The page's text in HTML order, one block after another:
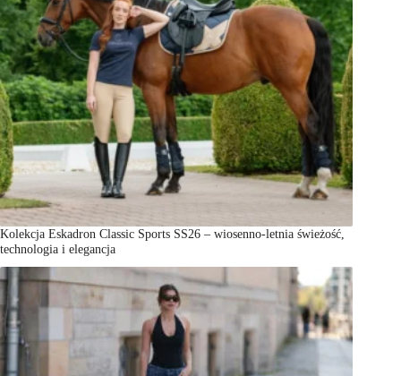
Kolekcja Eskadron Classic Sports SS26 – wiosenno-letnia świeżość,
technologia i elegancja